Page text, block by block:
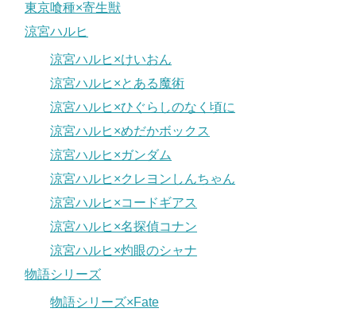
東京喰種×寄生獣
涼宮ハルヒ
涼宮ハルヒ×けいおん
涼宮ハルヒ×とある魔術
涼宮ハルヒ×ひぐらしのなく頃に
涼宮ハルヒ×めだかボックス
涼宮ハルヒ×ガンダム
涼宮ハルヒ×クレヨンしんちゃん
涼宮ハルヒ×コードギアス
涼宮ハルヒ×名探偵コナン
涼宮ハルヒ×灼眼のシャナ
物語シリーズ
物語シリーズ×Fate